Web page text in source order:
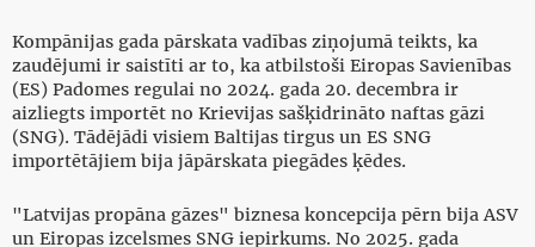
Kompānijas gada pārskata vadības ziņojumā teikts, ka
zaudējumi ir saistīti ar to, ka atbilstoši Eiropas Savienības
(ES) Padomes regulai no 2024. gada 20. decembra ir
aizliegts importēt no Krievijas sašķidrināto naftas gāzi
(SNG). Tādējādi visiem Baltijas tirgus un ES SNG
importētājiem bija jāpārskata piegādes ķēdes.
"Latvijas propāna gāzes" biznesa koncepcija pērn bija ASV
un Eiropas izcelsmes SNG iepirkums. No 2025. gada